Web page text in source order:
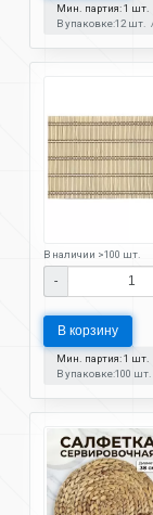
Мин. партия: 1 шт.
В упаковке:12 шт.
В наличии >100 шт.
-
В корзину
Мин. партия: 1 шт.
В упаковке:100 шт.